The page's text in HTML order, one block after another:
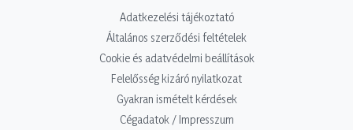
Adatkezelési tájékoztató
Általános szerződési feltételek
Cookie és adatvédelmi beállítások
Felelősség kizáró nyilatkozat
Gyakran ismételt kérdések
Cégadatok / Impresszum